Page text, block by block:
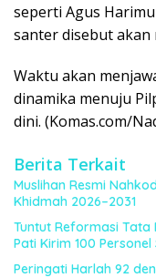
seperti Agus
santer disebut akan
Waktu akan
dinamika menuju
dini. (Komas.com/
Berita Terkait
Muslihan Resmi
Khidmah 2026–2031
Tuntut Reformasi Tata
Pati Kirim 100 Personel
Peringati Harlah 92